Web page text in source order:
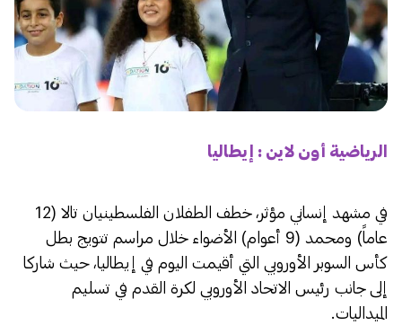
الرياضية أون لاين : إيطاليا
في مشهد إنساني مؤثر، خطف الطفلان الفلسطينيان تالا (12
عاماً) ومحمد (9 أعوام) الأضواء خلال مراسم تتويج بطل
كأس السوبر الأوروبي التي أقيمت اليوم في إيطاليا، حيث شاركا
إلى جانب رئيس الاتحاد الأوروبي لكرة القدم في تسليم
الميداليات.